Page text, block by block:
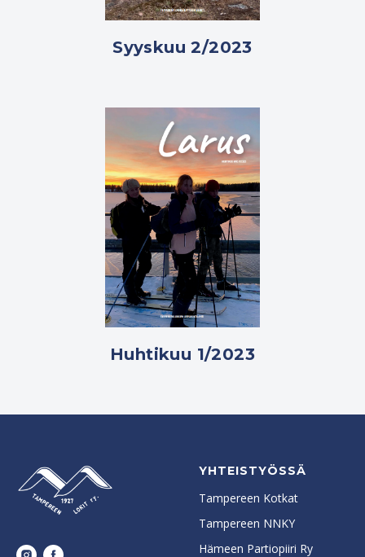
Syyskuu 2/2023
Huhtikuu 1/2023
YHTEISTYÖSSÄ
Tampereen Kotkat
Tampereen NNKY
Hämeen Partiopiiri Ry